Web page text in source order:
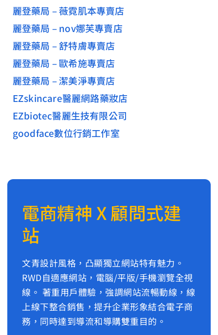
麗登藥局 – 薇霓肌本專賣店
麗登藥局 – nov娜芙專賣店
麗登藥局 – 舒特膚專賣店
麗登藥局 – 歐希施專賣店
麗登藥局 – 潔美淨專賣店
EZskincare醫麗網路藥妝店
EZbiotec醫麗生技有限公司
goodface數位行銷工作室
電商精神 X 顧問式建
站
文青設計風格，凸顯獨立網站特有魅力。
RWD自適應網站，電腦/平版/手機瀏覽全視
線。 著重用戶體驗，強調網站流暢動線，線
上線下整合銷售，提升企業形象結合電子商
務，同時達到導流和導購雙重目的。